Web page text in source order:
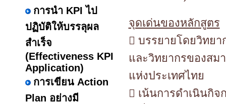
การนำ KPI ไป
ปฏิบัติให้บรรลุผล
สำเร็จ
(Effectiveness KPI
Application)
การเขียน Action
Plan อย่างมี
จุดเด่นของหลักสูตร
 บรรยายโดยวิทย
และวิทยากรของสม
แห่งประเทศไทย
 เน้นการดำเนินกิ